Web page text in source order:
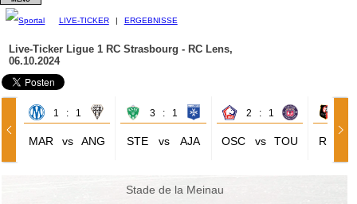
LIVE-TICKER | ERGEBNISSE
Live-Ticker Ligue 1 RC Strasbourg - RC Lens,
06.10.2024
1 : 1
MAR vs ANG
3 : 1
STE vs AJA
2 : 1
OSC vs TOU REN
Stade de la Meinau